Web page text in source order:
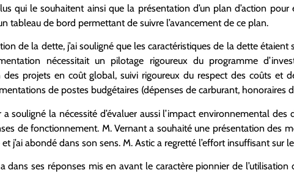
qui le souhaitent ainsi que la présentation d’un plan d’action
tableau de bord permettant de suivre l’avancement de ce plan.
de la dette, j’ai souligné que les caractéristiques de la dette
nécessitait un pilotage rigoureux du programme
des projets en coût global, suivi rigoureux du respect des coûts et
de postes budgétaires (dépenses de carburant, honoraires
a souligné la nécessité d’évaluer aussi l’impact environnemental
de fonctionnement. M. Vernant a souhaité une présentation des
j’ai abondé dans son sens. M. Astic a regretté l’effort insuffisant sur
dans ses réponses mis en avant le caractère pionnier de